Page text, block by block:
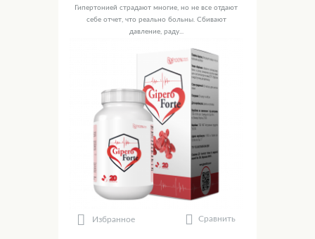
Гипертонией страдают многие, но не все отдают
себе отчет, что реально больны. Сбивают
давление, раду...
Избранное Сравнить